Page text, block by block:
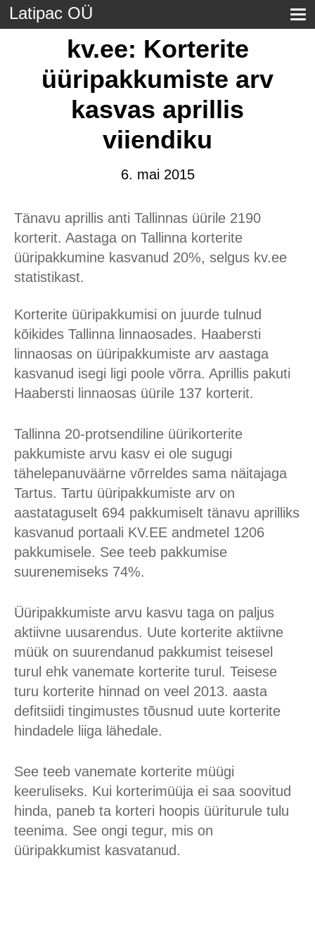
Latipac OÜ
kv.ee: Korterite
üüripakkumiste arv
kasvas aprillis
viiendiku
6. mai 2015
Tänavu aprillis anti Tallinnas üürile 2190
korterit. Aastaga on Tallinna korterite
üüripakkumine kasvanud 20%, selgus kv.ee
statistikast.
Korterite üüripakkumisi on juurde tulnud
kõikides Tallinna linnaosades. Haabersti
linnaosas on üüripakkumiste arv aastaga
kasvanud isegi ligi poole võrra. Aprillis pakuti
Haabersti linnaosas üürile 137 korterit.
Tallinna 20-protsendiline üürikorterite
pakkumiste arvu kasv ei ole sugugi
tähelepanuväärne võrreldes sama näitajaga
Tartus. Tartu üüripakkumiste arv on
aastataguselt 694 pakkumiselt tänavu aprilliks
kasvanud portaali KV.EE andmetel 1206
pakkumisele. See teeb pakkumise
suurenemiseks 74%.
Üüripakkumiste arvu kasvu taga on paljus
aktiivne uusarendus. Uute korterite aktiivne
müük on suurendanud pakkumist teisesel
turul ehk vanemate korterite turul. Teisese
turu korterite hinnad on veel 2013. aasta
defitsiidi tingimustes tõusnud uute korterite
hindadele liiga lähedale.
See teeb vanemate korterite müügi
keeruliseks. Kui korterimüüja ei saa soovitud
hinda, paneb ta korteri hoopis üüriturule tulu
teenima. See ongi tegur, mis on
üüripakkumist kasvatanud.